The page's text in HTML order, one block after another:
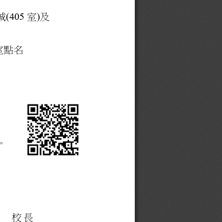
(405 室)及
點名
校長